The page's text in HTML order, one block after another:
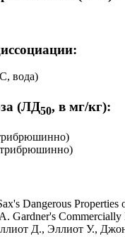
вода)
(ЛД50, в мг/кг):
Dangerous
Gardner's
Д., Эллиот У.,